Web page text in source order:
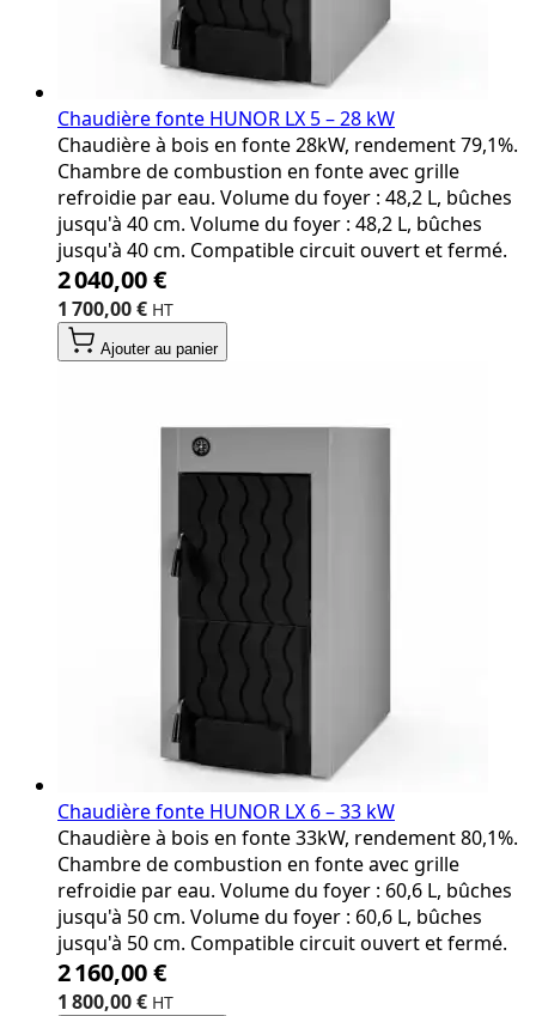
Chaudière fonte HUNOR LX 5 – 28 kW
Chaudière à bois en fonte 28kW, rendement 79,1%.
Chambre de combustion en fonte avec grille
refroidie par eau. Volume du foyer : 48,2 L, bûches
jusqu'à 40 cm. Volume du foyer : 48,2 L, bûches
jusqu'à 40 cm. Compatible circuit ouvert et fermé.
2 040,00 €
1 700,00 €
Ajouter au panier
Chaudière fonte HUNOR LX 6 – 33 kW
Chaudière à bois en fonte 33kW, rendement 80,1%.
Chambre de combustion en fonte avec grille
refroidie par eau. Volume du foyer : 60,6 L, bûches
jusqu'à 50 cm. Volume du foyer : 60,6 L, bûches
jusqu'à 50 cm. Compatible circuit ouvert et fermé.
2 160,00 €
1 800,00 €